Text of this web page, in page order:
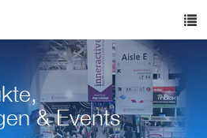
& Events